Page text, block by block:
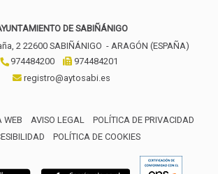
DE SABIÑÁNIGO
2 22600 SABIÑÁNIGO - ARAGÓN (ESPAÑA)
974484200
974484201
registro@aytosabi.es
WEB AVISO LEGAL
POLÍTICA DE PRIVACIDAD
POLÍTICA DE COOKIES